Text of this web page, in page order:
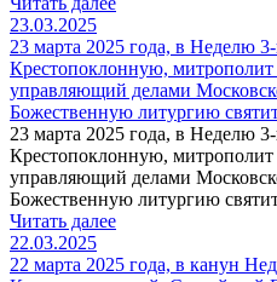
23.03.2025
23 марта 2025 года, в Неделю
Крестопоклонную,
управляющий делами
Божественную литургию
23 марта 2025 года, в Неделю
Крестопоклонную,
управляющий делами
Божественную литургию
Читать далее
22.03.2025
22 марта 2025 года, в канун